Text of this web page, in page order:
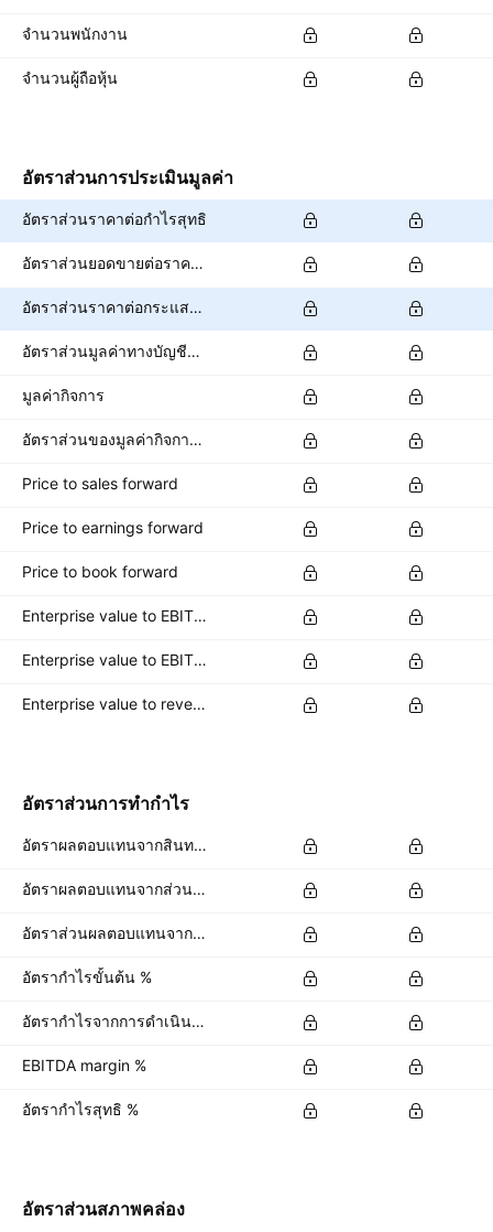
จำนวนพนักงาน
จำนวนผู้ถือหุ้น
อัตราส่วนการประเมินมูลค่า
อัตราส่วนราคาต่อกำไรสุทธิ
อัตราส่วนยอดขายต่อราคาหุ้น
อัตราส่วนราคาต่อกระแสเงินสด
อัตราส่วนมูลค่าทางบัญชีต่อหุ้น
มูลค่ากิจการ
อัตราส่วนของมูลค่ากิจการต่อ EBITDA
Price to sales forward
Price to earnings forward
Price to book forward
Enterprise value to EBITDA forward
Enterprise value to EBIT forward
Enterprise value to revenue forward
อัตราส่วนการทำกำไร
อัตราผลตอบแทนจากสินทรัพย์ %
อัตราผลตอบแทนจากส่วนของผู้ถือหุ้น %
อัตราส่วนผลตอบแทนจากเงินลงทุนเพื่อการดำเนินงาน %
อัตรากำไรขั้นต้น %
อัตรากำไรจากการดำเนินงาน %
EBITDA margin %
อัตรากำไรสุทธิ %
อัตราส่วนสภาพคล่อง